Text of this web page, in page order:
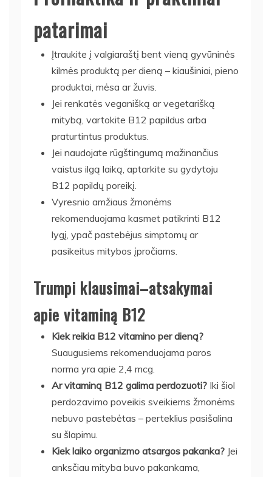
patarimai
Įtraukite į valgiaraštį bent vieną gyvūninės
kilmės produktą per dieną – kiaušiniai, pieno
produktai, mėsa ar žuvis.
Jei renkatės veganišką ar vegetarišką
mitybą, vartokite B12 papildus arba
praturtintus produktus.
Jei naudojate rūgštingumą mažinančius
vaistus ilgą laiką, aptarkite su gydytoju
B12 papildų poreikį.
Vyresnio amžiaus žmonėms
rekomenduojama kasmet patikrinti B12
lygį, ypač pastebėjus simptomų ar
pasikeitus mitybos įpročiams.
Trumpi klausimai–atsakymai
apie vitaminą B12
Kiek reikia B12 vitamino per dieną?
Suaugusiems rekomenduojama paros
norma yra apie 2,4 mcg.
Ar vitaminą B12 galima perdozuoti? Iki šiol
perdozavimo poveikis sveikiems žmonėms
nebuvo pastebėtas – perteklius pasišalina
su šlapimu.
Kiek laiko organizmo atsargos pakanka? Jei
anksčiau mityba buvo pakankama,